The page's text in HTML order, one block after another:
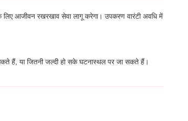
आजीवन रखरखाव सेवा लागू करेगा। उपकरण वारंटी अवधि में
हैं, या जितनी जल्दी हो सके घटनास्थल पर जा सकते हैं।